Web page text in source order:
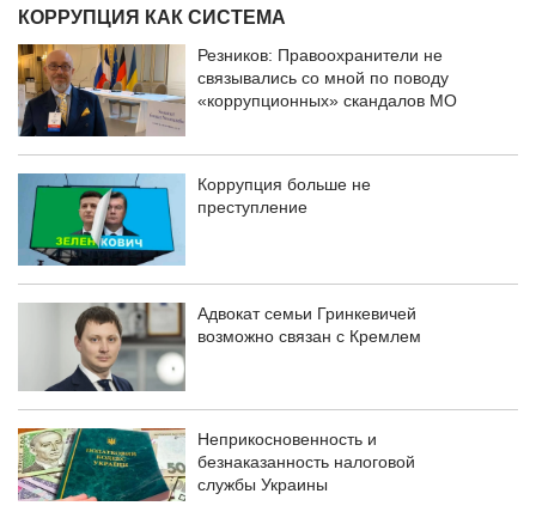
КОРРУПЦИЯ КАК СИСТЕМА
Резников: Правоохранители не
связывались со мной по поводу
«коррупционных» скандалов МО
Коррупция больше не
преступление
Адвокат семьи Гринкевичей
возможно связан с Кремлем
Неприкосновенность и
безнаказанность налоговой
службы Украины